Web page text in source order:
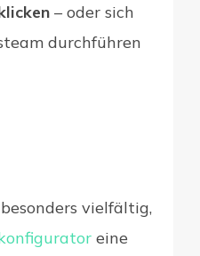
– oder sich
durchführen
vielfältig,
eine